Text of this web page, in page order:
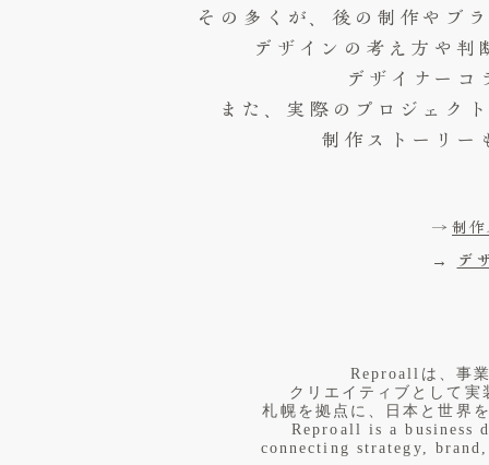
その多くが、後の制作やブ
デザインの考え方や判
デザイナーコ
また、実際のプロジェク
制作ストーリー
→ 制作
→ デ
​Reproallは、事
クリエイティブとして
札幌を拠点に、日本と世界
Reproall is a business
connecting strategy,